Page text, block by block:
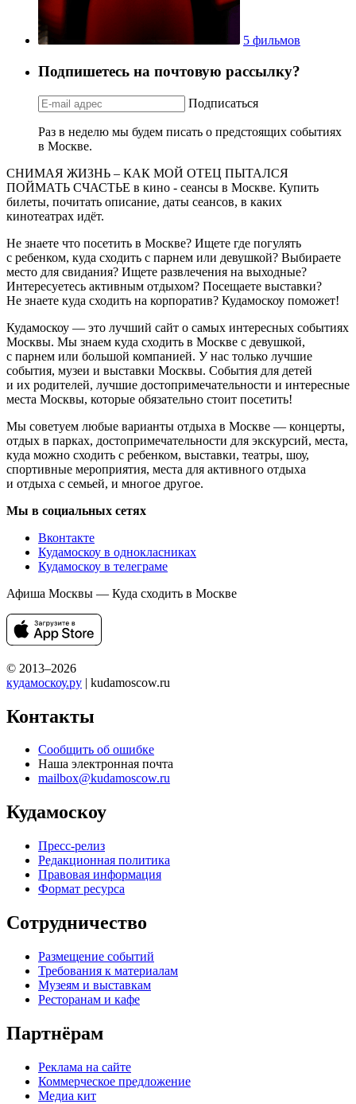
5 фильмов
Подпишетесь на почтовую рассылку?
Подписаться
Раз в неделю мы будем писать о предстоящих событиях
в Москве.
СНИМАЯ ЖИЗНЬ – КАК МОЙ ОТЕЦ ПЫТАЛСЯ
ПОЙМАТЬ СЧАСТЬЕ в кино - сеансы в Москве. Купить
билеты, почитать описание, даты сеансов, в каких
кинотеатрах идёт.
Не знаете что посетить в Москве? Ищете где погулять
с ребенком, куда сходить с парнем или девушкой? Выбираете
место для свидания? Ищете развлечения на выходные?
Интересуетесь активным отдыхом? Посещаете выставки?
Не знаете куда сходить на корпоратив? Кудамоскоу поможет!
Кудамоскоу — это лучший сайт о самых интересных событиях
Москвы. Мы знаем куда сходить в Москве с девушкой,
с парнем или большой компанией. У нас только лучшие
события, музеи и выставки Москвы. События для детей
и их родителей, лучшие достопримечательности и интересные
места Москвы, которые обязательно стоит посетить!
Мы советуем любые варианты отдыха в Москве — концерты,
отдых в парках, достопримечательности для экскурсий, места,
куда можно сходить с ребенком, выставки, театры, шоу,
спортивные мероприятия, места для активного отдыха
и отдыха с семьей, и многое другое.
Мы в социальных сетях
Вконтакте
Кудамоскоу в однокласниках
Кудамоскоу в телеграме
Афиша Москвы — Куда сходить в Москве
© 2013–2026
кудамоскоу.ру | kudamoscow.ru
Контакты
Сообщить об ошибке
Наша электронная почта
mailbox@kudamoscow.ru
Кудамоскоу
Пресс-релиз
Редакционная политика
Правовая информация
Формат ресурса
Сотрудничество
Размещение событий
Требования к материалам
Музеям и выставкам
Ресторанам и кафе
Партнёрам
Реклама на сайте
Коммерческое предложение
Медиа кит